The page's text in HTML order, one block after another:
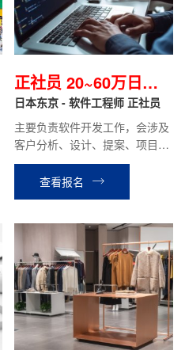
正社员 20~60万日元/
月
日本东京 - 软件工程师 正社员
主要负责软件开发工作，会涉及
客户分析、设计、提案、项目管
理等工作。
查看报名